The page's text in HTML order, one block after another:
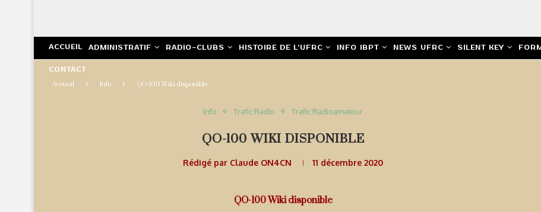
ACCUEIL ADMINISTRATIF RADIO-CLUBS HISTOIRE DE L’UFRC INFO IBPT NEWS UFRC SILENT KEY
CONTACT
Accueil Info QO-100 Wiki disponible
Info Trafic Radio Trafic Radioamateur
QO-100 WIKI DISPONIBLE
Rédigé par Claude ON4CN 11 décembre 2020
QO-100 Wiki disponible